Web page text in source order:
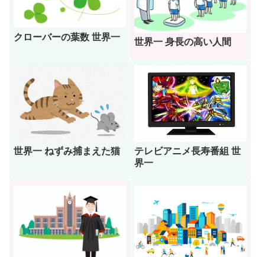
クローバーの葉数 世界一 世界一 身長の高い人間
世界一 ねずみ捕まえた猫
テレビアニメ長寿番組 世
界一